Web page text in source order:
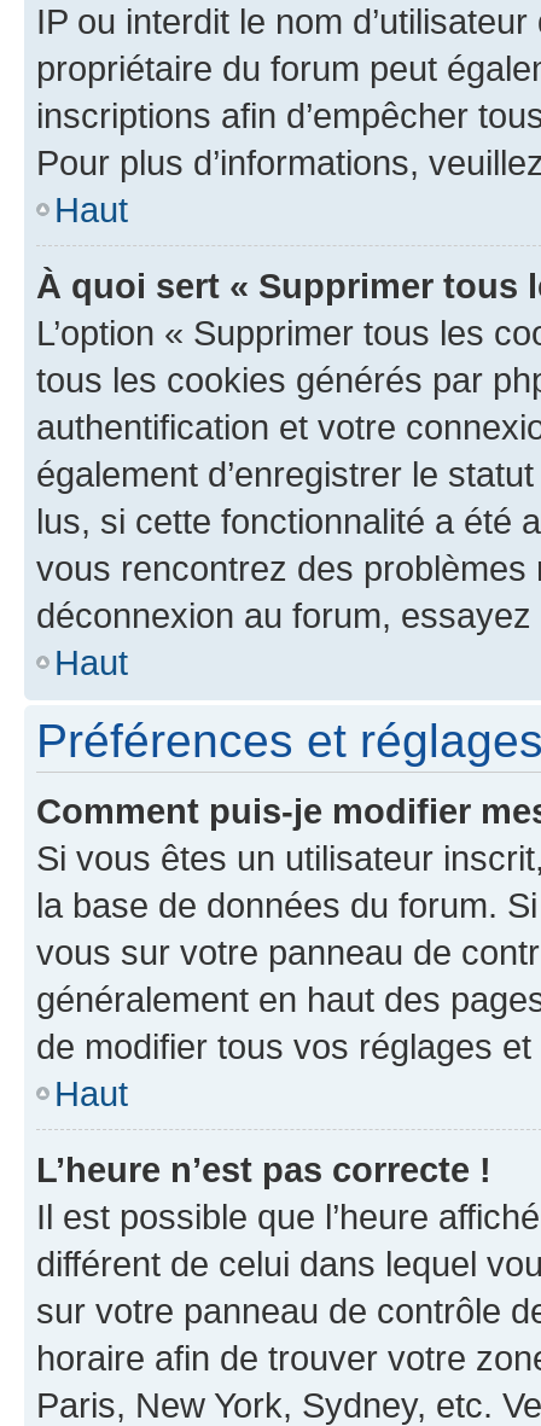
IP ou interdit le nom
propriétaire du forum peut
inscriptions afin d’empêcher
Pour plus d’informations,
Haut
À quoi sert « Supprimer tous
L’option « Supprimer tous les
tous les cookies générés par
authentification et votre
également d’enregistrer le
lus, si cette fonctionnalité a été
vous rencontrez des
déconnexion au forum,
Haut
Préférences et
Comment puis-je modifier
Si vous êtes un utilisateur
la base de données du forum.
vous sur votre panneau de
généralement en haut des
de modifier tous vos réglages
Haut
L’heure n’est pas correcte !
Il est possible que l’heure
différent de celui dans lequel
sur votre panneau de contrôle
horaire afin de trouver votre
Paris, New York, Sydney, etc.